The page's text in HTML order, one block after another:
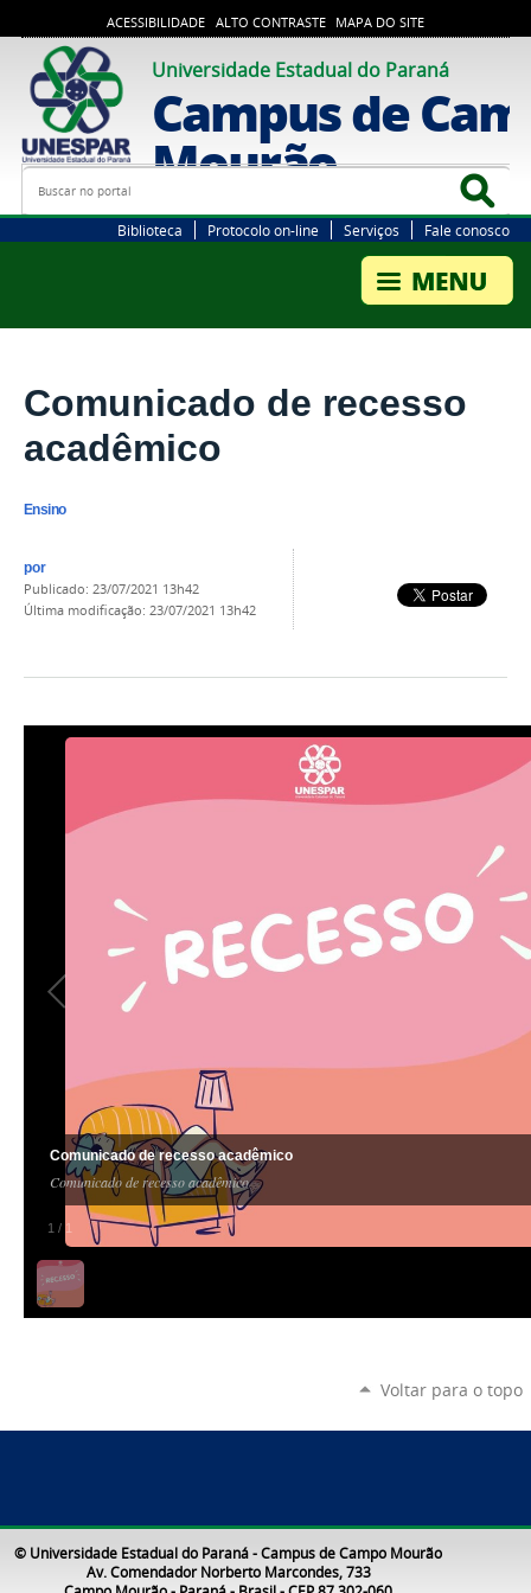
ACESSIBILIDADE ALTO CONTRASTE MAPA DO SITE
Universidade Estadual do Paraná
Campus de
Mourão
Busca
Biblioteca Protocolo on-line Serviços Fale conosco
Comunicado de recesso
acadêmico
Ensino
por
publicado: 23/07/2021 13h42
última modificação: 23/07/2021 13h42
1 / 1
Comunicado de recesso acadêmico
Comunicado de recesso acadêmico
Voltar para o topo
© Universidade Estadual do Paraná - Campus de Campo Mourão
Av. Comendador Norberto Marcondes, 733